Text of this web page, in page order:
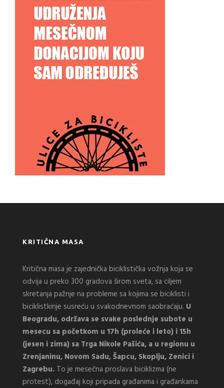
KRITIČNA MASA
Kritična masa je zajednička biciklistička vožnja koja se
odvija u preko 300 gradova širom sveta, sa ciljem
skretanja pažnje na probleme sa kojima se biciklisti i
biciklistkinje susreću u svakodnevnom saobraćaju. U
Beogradu, održava se svake poslednje subote u
mesecu sa početkom u 17h (proleće i leto) i 15h
(jesen i zima) sa Trga Nikole Pašića, a u regionu u
Zrenjaninu, Novom Sadu, Šapcu, Skoplju, Zenici i
Zagrebu. To je mesečna proslava biciklizma (ne
protest), događaj koji pripada građanima i građankama